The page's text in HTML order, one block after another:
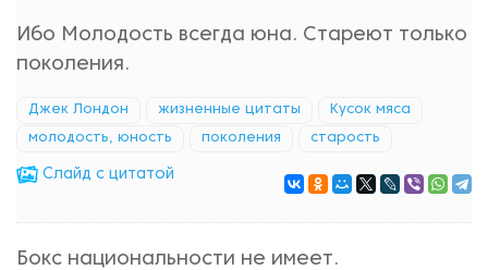
Ибо Молодость всегда юна. Стареют только
поколения.
Джек Лондон жизненные цитаты Кусок мяса
молодость, юность поколения старость
Cлайд с цитатой
Бокс национальности не имеет.